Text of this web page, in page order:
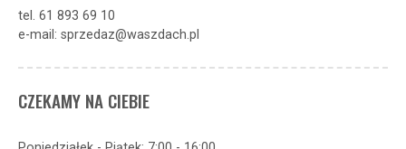
tel. 61 893 69 10
e-mail: sprzedaz@waszdach.pl
CZEKAMY NA CIEBIE